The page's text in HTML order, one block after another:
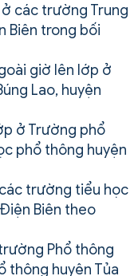
các trường Trung
Biên trong bối
giờ lên lớp ở
Lao, huyện
ở Trường phổ
phổ thông huyện
trường tiểu học
Biên theo
Phổ thông
thông huyện Tủa